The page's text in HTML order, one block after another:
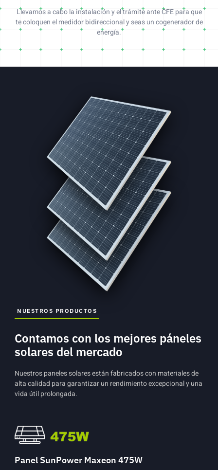
Llevamos a cabo la instalación y el trámite ante CFE para que
te coloquen el medidor bidireccional y seas un cogenerador de
energía.
NUESTROS PRODUCTOS
Contamos con los mejores páneles
solares del mercado
Nuestros paneles solares están fabricados con materiales de
alta calidad para garantizar un rendimiento excepcional y una
vida útil prolongada.
Panel SunPower Maxeon 475W